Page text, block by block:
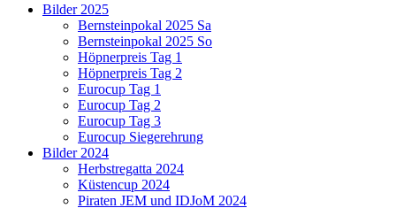
Bilder 2025
Bernsteinpokal 2025 Sa
Bernsteinpokal 2025 So
Höpnerpreis Tag 1
Höpnerpreis Tag 2
Eurocup Tag 1
Eurocup Tag 2
Eurocup Tag 3
Eurocup Siegerehrung
Bilder 2024
Herbstregatta 2024
Küstencup 2024
Piraten JEM und IDJoM 2024